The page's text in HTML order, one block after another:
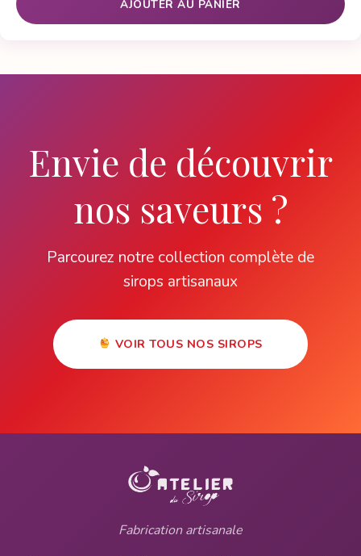
AJOUTER AU PANIER
Envie de découvrir
nos saveurs ?
Parcourez notre collection complète de
sirops artisanaux
VOIR TOUS NOS SIROPS
Fabrication artisanale